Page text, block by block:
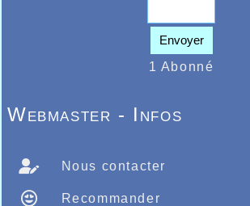
Envoyer
1 Abonné
Webmaster - Infos
Nous contacter
Recommander